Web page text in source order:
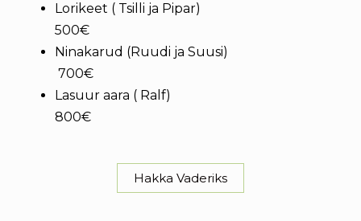
Lorikeet ( Tsilli ja Pipar)
500€
Ninakarud (Ruudi ja Suusi)
700€
Lasuur aara ( Ralf)
800€
Hakka Vaderiks